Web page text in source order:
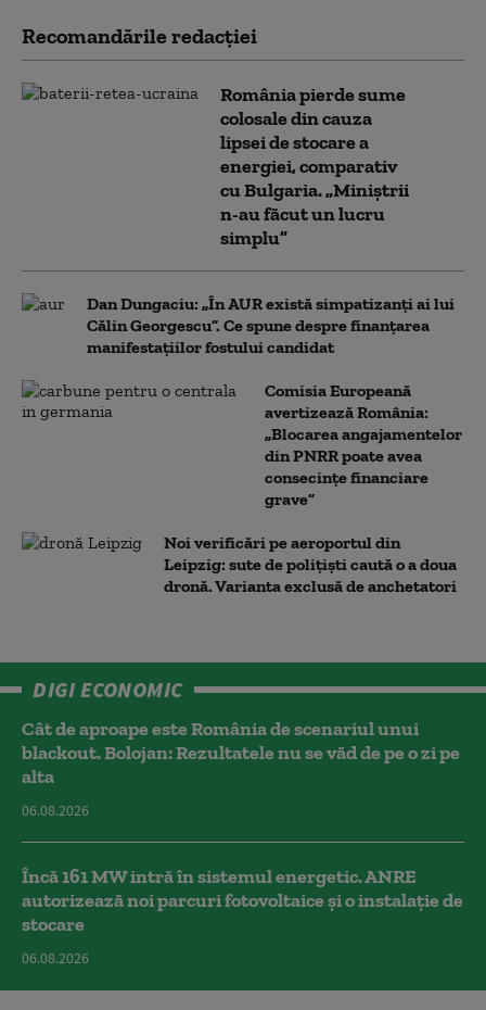
Recomandările redacţiei
România pierde sume
colosale din cauza
lipsei de stocare a
energiei, comparativ
cu Bulgaria. „Miniștrii
n-au făcut un lucru
simplu”
Dan Dungaciu: „În AUR există simpatizanți ai lui
Călin Georgescu”. Ce spune despre finanțarea
manifestațiilor fostului candidat
Comisia Europeană
avertizează România:
„Blocarea angajamentelor
din PNRR poate avea
consecințe financiare
grave”
Noi verificări pe aeroportul din
Leipzig: sute de polițiști caută o a doua
dronă. Varianta exclusă de anchetatori
DIGI ECONOMIC
Cât de aproape este România de scenariul unui
blackout. Bolojan: Rezultatele nu se văd de pe o zi pe
alta
06.08.2026
Încă 161 MW intră în sistemul energetic. ANRE
autorizează noi parcuri fotovoltaice și o instalație de
stocare
06.08.2026